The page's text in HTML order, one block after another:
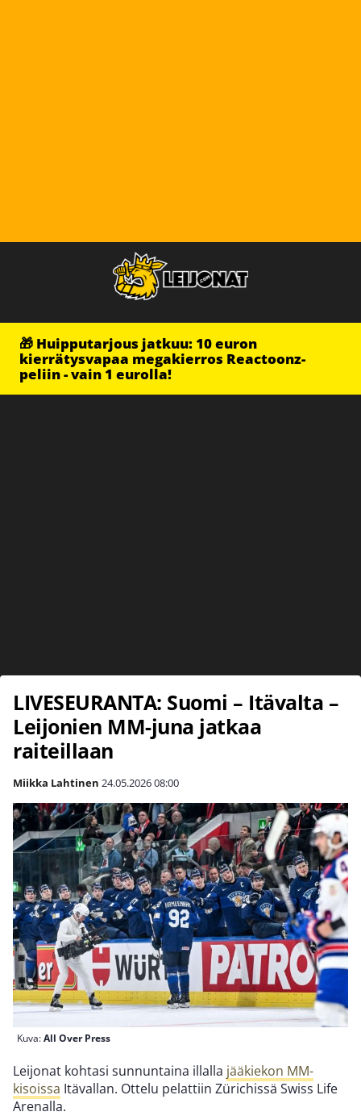
🎁 Huipputarjous jatkuu: 10 euron
kierrätysvapaa megakierros Reactoonz-
peliin - vain 1 eurolla!
LIVESEURANTA: Suomi – Itävalta –
Leijonien MM-juna jatkaa
raiteillaan
Miikka Lahtinen 24.05.202608:00
Kuva:All Over Press
Leijonat kohtasi sunnuntaina illalla jääkiekon MM-
kisoissa Itävallan. Ottelu pelattiin Zürichissä Swiss Life
Arenalla.